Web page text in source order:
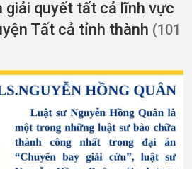
giải quyết tất cả lĩnh vực
Tất cả tỉnh thành (101